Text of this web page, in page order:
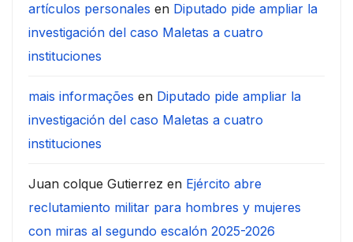
artículos personales en Diputado pide ampliar la
investigación del caso Maletas a cuatro
instituciones
mais informações en Diputado pide ampliar la
investigación del caso Maletas a cuatro
instituciones
Juan colque Gutierrez en Ejército abre
reclutamiento militar para hombres y mujeres
con miras al segundo escalón 2025-2026